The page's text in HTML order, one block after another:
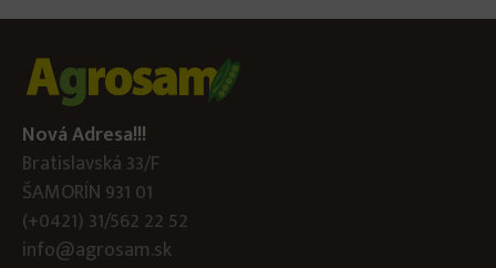
Nová Adresa!!!
Bratislavská 33/F
ŠAMORÍN 931 01
(+0421) 31/562 22 52
info@agrosam.sk